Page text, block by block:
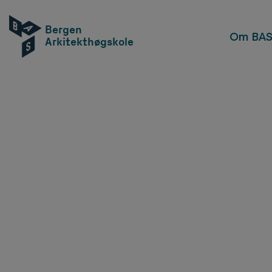
Bergen
Arkitekthøgskole
Om